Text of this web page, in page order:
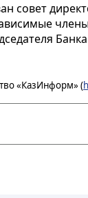
«КазИнформ» (